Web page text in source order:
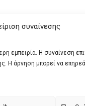
συναίνεσης
εμπειρία. Η συναίνεση
Η άρνηση μπορεί να